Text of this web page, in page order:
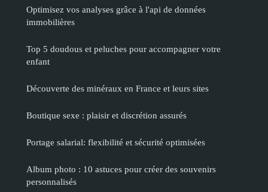
Optimisez vos analyses grâce à l'api de données
immobilières
Top 5 doudous et peluches pour accompagner votre
enfant
Découverte des minéraux en France et leurs sites
Boutique sexe : plaisir et discrétion assurés
Portage salarial: flexibilité et sécurité optimisées
Album photo : 10 astuces pour créer des souvenirs
personnalisés